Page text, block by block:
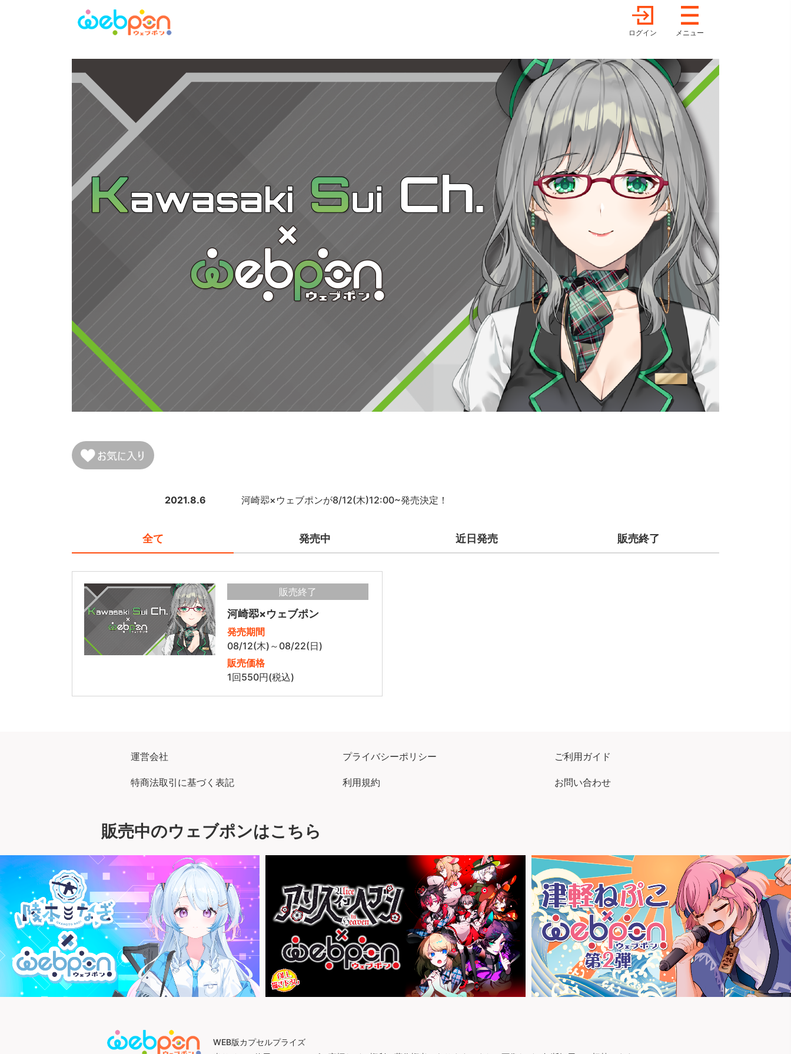
ログイン メニュー
2021.8.6 河崎翆×ウェブポンが8/12(木)12:00~発売決定！
全て 発売中 近日発売 販売終了
販売終了
河崎翆×ウェブポン
発売期間
08/12(木)～08/22(日)
販売価格
1回550円(税込)
運営会社 プライバシーポリシー ご利用ガイド
特商法取引に基づく表記 利用規約 お問い合わせ
販売中のウェブポンはこちら
WEB版カプセルプライズ